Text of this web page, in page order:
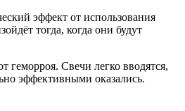
эффект от использования
тогда, когда они будут
геморроя. Свечи легко вводятся,
эффективными оказались.